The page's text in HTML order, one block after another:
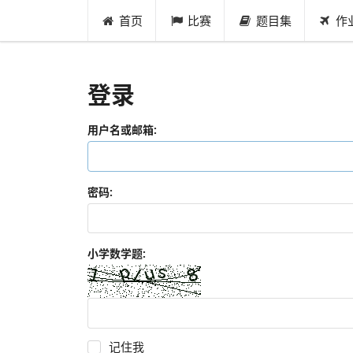
首页 比赛 题目集 作
登录
用户名或邮箱:
密码:
小学数学题:
记住我